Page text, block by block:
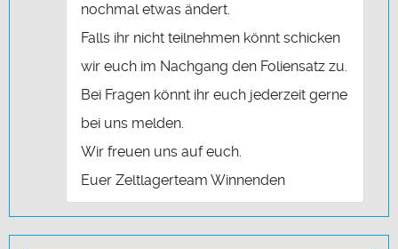
nochmal etwas ändert.
Falls ihr nicht teilnehmen könnt schicken
wir euch im Nachgang den Foliensatz zu.
Bei Fragen könnt ihr euch jederzeit gerne
bei uns melden.
Wir freuen uns auf euch.
Euer Zeltlagerteam Winnenden